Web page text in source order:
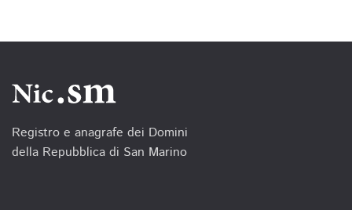
Registro e anagrafe dei Domini
della Repubblica di San Marino